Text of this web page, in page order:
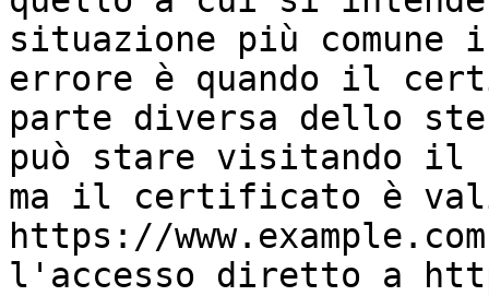
situazione più
errore è quando il
parte diversa dello
può stare visitando il
ma il certificato è
https://
l'accesso diretto a